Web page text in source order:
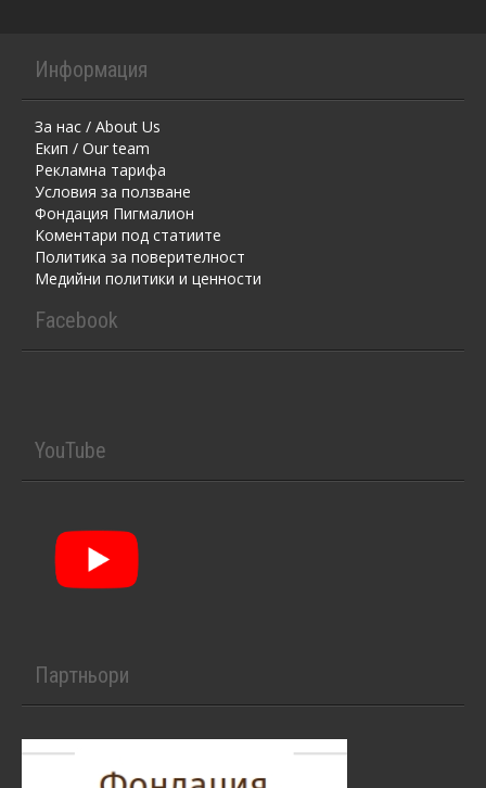
Информация
За нас / About Us
Екип / Our team
Рекламна тарифа
Условия за ползване
Фондация Пигмалион
Kоментaри под статиите
Политика за поверителност
Медийни политики и ценности
Facebook
YouTube
Партньори